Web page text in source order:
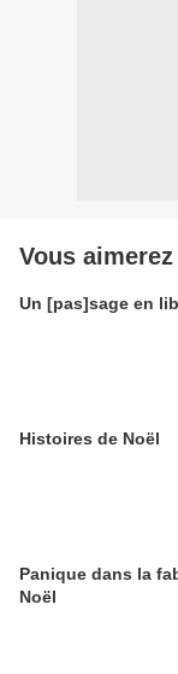
Vous
Un [pas]sage en
Histoires de Noël
Panique dans la
Noël